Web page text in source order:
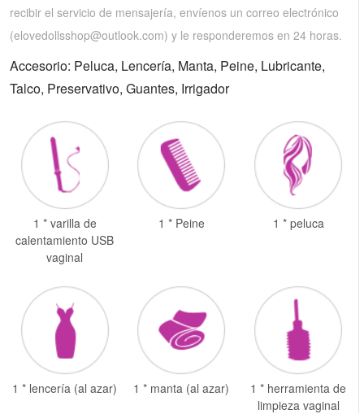
recibir el servicio de mensajería, envíenos un correo electrónico
(elovedollsshop@outlook.com) y le responderemos en 24 horas.
Accesorio: Peluca, Lencería, Manta, Peine, Lubricante,
Talco, Preservativo, Guantes, Irrigador
1 * varilla de
calentamiento USB
vaginal
1 * Peine 1 * peluca
1 * lencería (al azar) 1 * manta (al azar)
1 * herramienta de
limpieza vaginal